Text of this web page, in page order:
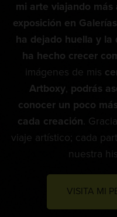
mi arte viajando
exposición en
ha dejado huella y la
ha hecho crecer
imágenes de mis
Artboxy, podrás
conocer un poco
cada creación .
viaje artístico; cada
nuestra
VISITA MI